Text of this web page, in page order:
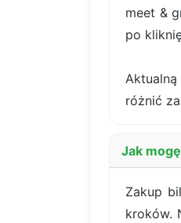
meet &
po
różnić
Jak
Zakup
kroków.